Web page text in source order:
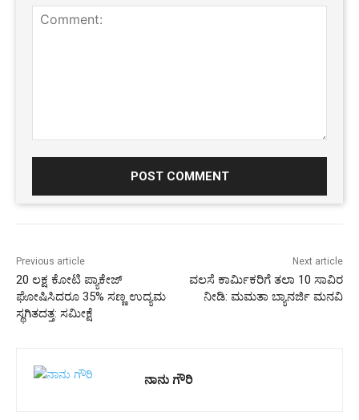
Previous article
20 ಲಕ್ಷ ಕೋಟಿ ಪ್ಯಾಕೇಜ್‌‌
ಘೋಷಿಸಿದರೂ 35% ಸಣ್ಣ ಉದ್ಯಮ
ಸ್ಥಗಿತದತ್ತ: ಸಮೀಕ್ಷೆ
Next article
ವಲಸೆ ಕಾರ್ಮಿಕರಿಗೆ ತಲಾ 10 ಸಾವಿರ
ನೀಡಿ: ಮಮತಾ ಬ್ಯಾನರ್ಜಿ ಮನವಿ
ನಾನು ಗೌರಿ